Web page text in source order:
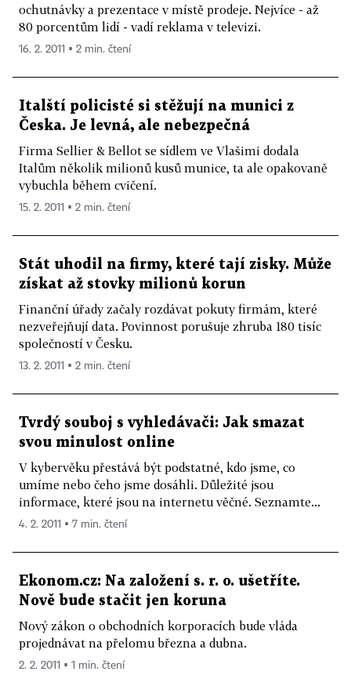
ochutnávky a prezentace v místě prodeje. Nejvíce - až
80 porcentům lidí - vadí reklama v televizi.
16. 2. 2011 ▪ 2 min. čtení
Italští policisté si stěžují na munici z
Česka. Je levná, ale nebezpečná
Firma Sellier & Bellot se sídlem ve Vlašimi dodala
Italům několik milionů kusů munice, ta ale opakovaně
vybuchla během cvičení.
15. 2. 2011 ▪ 2 min. čtení
Stát uhodil na firmy, které tají zisky. Může
získat až stovky milionů korun
Finanční úřady začaly rozdávat pokuty firmám, které
nezveřejňují data. Povinnost porušuje zhruba 180 tisíc
společností v Česku.
13. 2. 2011 ▪ 2 min. čtení
Tvrdý souboj s vyhledávači: Jak smazat
svou minulost online
V kybervěku přestává být podstatné, kdo jsme, co
umíme nebo čeho jsme dosáhli. Důležité jsou
informace, které jsou na internetu věčné. Seznamte...
4. 2. 2011 ▪ 7 min. čtení
Ekonom.cz: Na založení s. r. o. ušetříte.
Nově bude stačit jen koruna
Nový zákon o obchodních korporacích bude vláda
projednávat na přelomu března a dubna.
2. 2. 2011 ▪ 1 min. čtení